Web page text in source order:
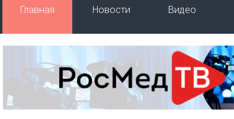
Главная Новости Видео